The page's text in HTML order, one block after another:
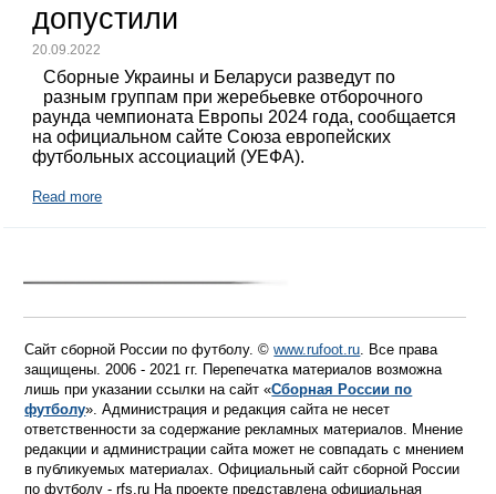
допустили
20.09.2022
Сборные Украины и Беларуси разведут по
разным группам при жеребьевке отборочного
раунда чемпионата Европы 2024 года, сообщается
на официальном сайте Союза европейских
футбольных ассоциаций (УЕФА).
Read more
Сайт сборной России по футболу. ©www.rufoot.ru. Все права
защищены. 2006 - 2021 гг. Перепечатка материалов возможна
лишь при указании ссылки на сайт «Сборная России по
футболу». Администрация и редакция сайта не несет
ответственности за содержание рекламных материалов. Мнение
редакции и администрации сайта может не совпадать с мнением
в публикуемых материалах. Официальный сайт сборной России
по футболу - rfs.ru На проекте представлена официальная